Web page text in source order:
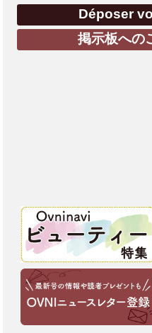
Déposer
掲示板への